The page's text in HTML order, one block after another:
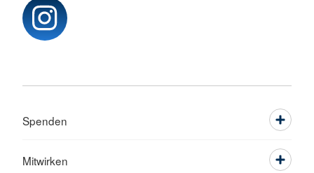
Spenden
Mitwirken